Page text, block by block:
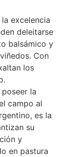
excelencia
deleitarse
balsámico y
Con
los
la
campo al
es la
su
y
en pastura